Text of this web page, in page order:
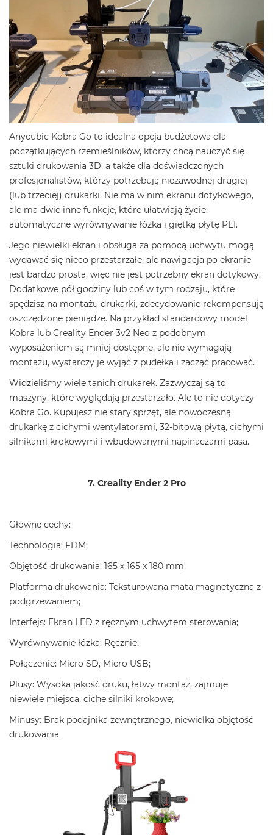
Anycubic Kobra Go to idealna opcja budżetowa dla
początkujących rzemieślników, którzy chcą nauczyć się
sztuki drukowania 3D, a także dla doświadczonych
profesjonalistów, którzy potrzebują niezawodnej drugiej
(lub trzeciej) drukarki. Nie ma w nim ekranu dotykowego,
ale ma dwie inne funkcje, które ułatwiają życie:
automatyczne wyrównywanie łóżka i giętką płytę PEI.
Jego niewielki ekran i obsługa za pomocą uchwytu mogą
wydawać się nieco przestarzałe, ale nawigacja po ekranie
jest bardzo prosta, więc nie jest potrzebny ekran dotykowy.
Dodatkowe pół godziny lub coś w tym rodzaju, które
spędzisz na montażu drukarki, zdecydowanie rekompensują
oszczędzone pieniądze. Na przykład standardowy model
Kobra lub Creality Ender 3v2 Neo z podobnym
wyposażeniem są mniej dostępne, ale nie wymagają
montażu, wystarczy je wyjąć z pudełka i zacząć pracować.
Widzieliśmy wiele tanich drukarek. Zazwyczaj są to
maszyny, które wyglądają przestarzało. Ale to nie dotyczy
Kobra Go. Kupujesz nie stary sprzęt, ale nowoczesną
drukarkę z cichymi wentylatorami, 32-bitową płytą, cichymi
silnikami krokowymi i wbudowanymi napinaczami pasa.
7. Creality Ender 2 Pro
Główne cechy:
Technologia: FDM;
Objętość drukowania: 165 x 165 x 180 mm;
Platforma drukowania: Teksturowana mata magnetyczna z
podgrzewaniem;
Interfejs: Ekran LED z ręcznym uchwytem sterowania;
Wyrównywanie łóżka: Ręcznie;
Połączenie: Micro SD, Micro USB;
Plusy: Wysoka jakość druku, łatwy montaż, zajmuje
niewiele miejsca, ciche silniki krokowe;
Minusy: Brak podajnika zewnętrznego, niewielka objętość
drukowania.